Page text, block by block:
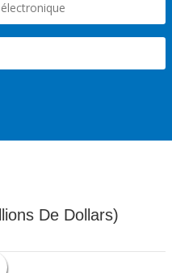
De Dollars)